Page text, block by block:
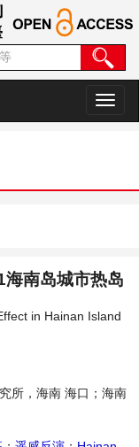
切
换
南岛城市热岛
in Hainan Island
所，海南 海口；海南